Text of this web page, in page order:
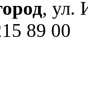
, ул.
89 00